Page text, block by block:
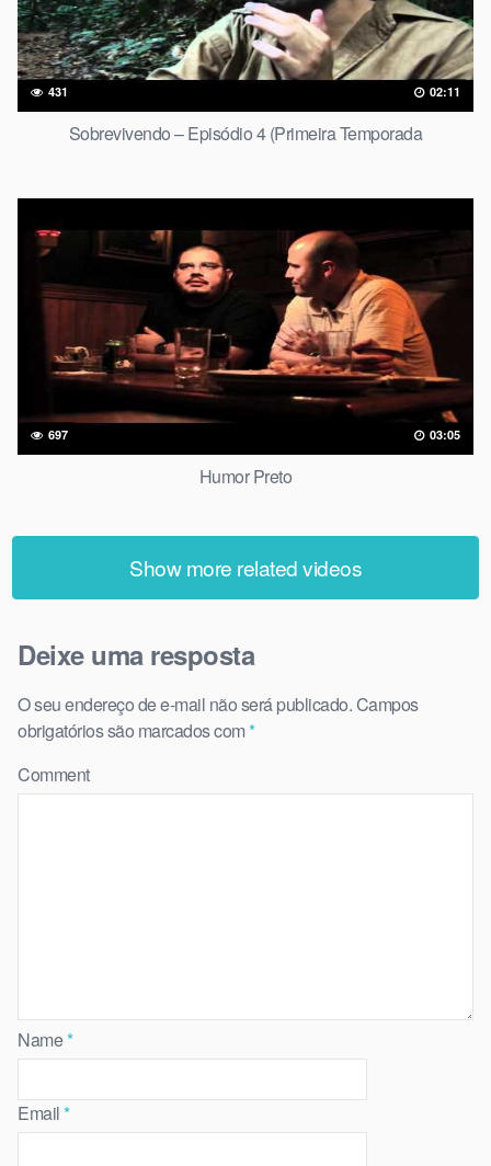
431 02:11
Sobrevivendo – Episódio 4 (Primeira Temporada
697 03:05
Humor Preto
Show more related videos
Deixe uma resposta
O seu endereço de e-mail não será publicado.Campos
obrigatórios são marcados com*
Comment
Name*
Email*